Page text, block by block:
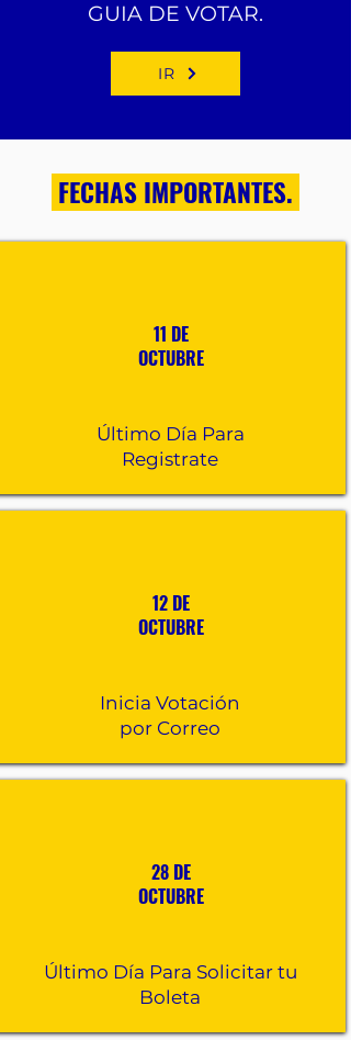
FECHAS IMPORTANTES.
11 DE
OCTUBRE
Último Día Para
Registrate
12 DE
OCTUBRE
Inicia Votación
por Correo
28 DE
OCTUBRE
Último Día Para Solicitar tu
Boleta
GUIA DE VOTAR.
IR